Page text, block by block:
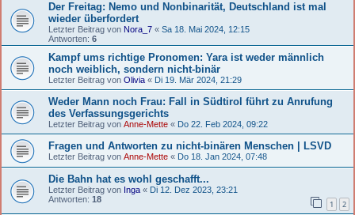
Der Freitag: Nemo und Nonbinarität, Deutschland ist mal
wieder überfordert
Letzter Beitrag von Nora_7 « Sa 18. Mai 2024, 12:15
Antworten: 6
Kampf ums richtige Pronomen: Yara ist weder männlich
noch weiblich, sondern nicht-binär
Letzter Beitrag von Olivia « Di 19. Mär 2024, 21:29
Weder Mann noch Frau: Fall in Südtirol führt zu Anrufung
des Verfassungsgerichts
Letzter Beitrag von Anne-Mette « Do 22. Feb 2024, 09:22
Fragen und Antworten zu nicht-binären Menschen | LSVD
Letzter Beitrag von Anne-Mette « Do 18. Jan 2024, 07:48
Die Bahn hat es wohl geschafft...
Letzter Beitrag von Inga « Di 12. Dez 2023, 23:21
Antworten: 18 1 2